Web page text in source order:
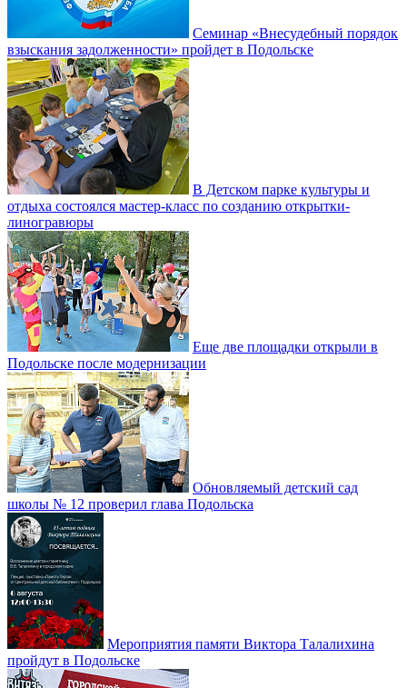
Семинар «Внесудебный порядок
взыскания задолженности» пройдет в Подольске
В Детском парке культуры и
отдыха состоялся мастер-класс по созданию открытки-
линогравюры
Еще две площадки открыли в
Подольске после модернизации
Обновляемый детский сад
школы № 12 проверил глава Подольска
Мероприятия памяти Виктора Талалихина
пройдут в Подольске